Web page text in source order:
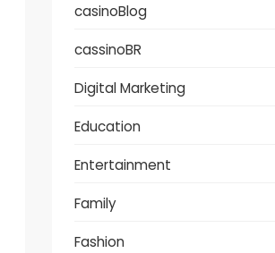
casinoBlog
cassinoBR
Digital Marketing
Education
Entertainment
Family
Fashion